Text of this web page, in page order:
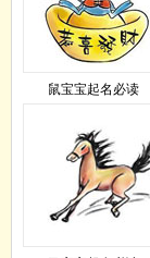
鼠宝宝起名必读